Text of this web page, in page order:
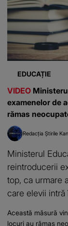
EDUCAȚIE
VIDEO
examenelor de
rămas
Redacția Știrile
Ministerul
reintroducerii
top, ca urmare
care elevii
Această măsură
locuri au rămas